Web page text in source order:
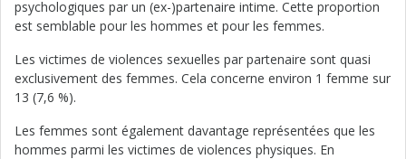
psychologiques par un (ex-)partenaire intime. Cette proportion
est semblable pour les hommes et pour les femmes.
Les victimes de violences sexuelles par partenaire sont quasi
exclusivement des femmes. Cela concerne environ 1 femme sur
13 (7,6 %).
Les femmes sont également davantage représentées que les
hommes parmi les victimes de violences physiques. En